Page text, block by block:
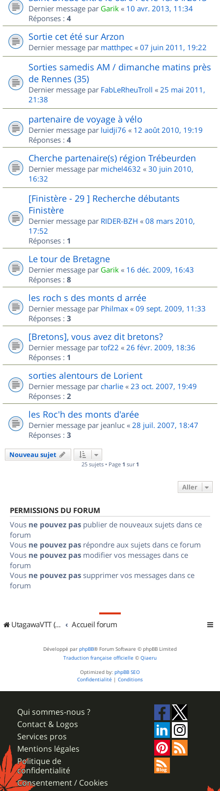
Dernier message par Garik « 10 avr. 2013, 11:34
Réponses : 4
Sortie cet été sur Arzon
Dernier message par matthpec « 07 juin 2011, 19:22
Sorties samedis AM / dimanche matins près
de Rennes (35)
Dernier message par FabLeRheuTroll « 25 mai 2011,
21:38
partenaire de voyage à vélo
Dernier message par luidji76 « 12 août 2010, 19:19
Réponses : 4
Cherche partenaire(s) région Trébeurden
Dernier message par michel4632 « 30 juin 2010,
16:32
[Finistère - 29 ] Recherche débutants
Finistère
Dernier message par RIDER-BZH « 08 mars 2010,
17:52
Réponses : 1
Le tour de Bretagne
Dernier message par Garik « 16 déc. 2009, 16:43
Réponses : 8
les roch s des monts d arrée
Dernier message par Philmax « 09 sept. 2009, 11:33
Réponses : 3
[Bretons], vous avez dit bretons?
Dernier message par tof22 « 26 févr. 2009, 18:36
Réponses : 1
sorties alentours de Lorient
Dernier message par charlie « 23 oct. 2007, 19:49
Réponses : 2
les Roc'h des monts d'arée
Dernier message par jeanluc « 28 juil. 2007, 18:47
Réponses : 3
Nouveau sujet
25 sujets • Page 1 sur 1
Aller
PERMISSIONS DU FORUM
Vous ne pouvez pas publier de nouveaux sujets dans ce
forum
Vous ne pouvez pas répondre aux sujets dans ce forum
Vous ne pouvez pas modifier vos messages dans ce
forum
Vous ne pouvez pas supprimer vos messages dans ce
forum
UtagawaVTT (Randos VTT et VTTAE avec traces GPS) Accueil forum
Développé par phpBB® Forum Software © phpBB Limited
Traduction française officielle © Qiaeru
Optimized by: phpBB SEO
Confidentialité | Conditions
Qui sommes-nous ?
Contact & Logos
Services pros
Mentions légales
Politique de
confidentialité
Consentement / Cookies